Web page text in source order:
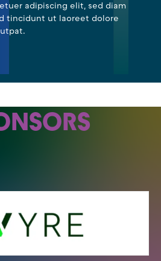
adipiscing elit, sed diam
tincidunt ut laoreet dolore